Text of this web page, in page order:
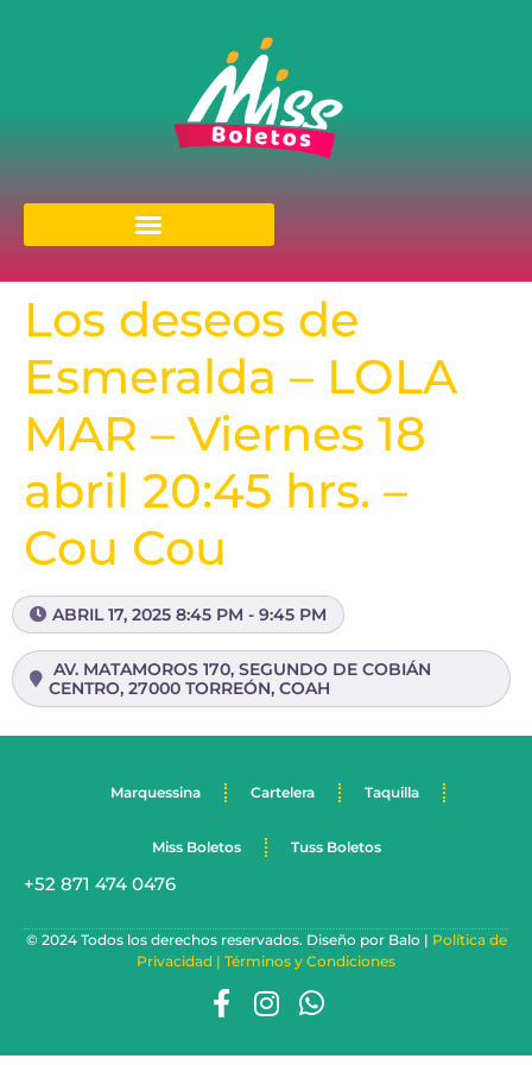
Los deseos de
Esmeralda – LOLA
MAR – Viernes 18
abril 20:45 hrs. –
Cou Cou
ABRIL 17, 2025 8:45 PM - 9:45 PM
AV. MATAMOROS 170, SEGUNDO DE COBIÁN
CENTRO, 27000 TORREÓN, COAH
Marquessina Cartelera Taquilla
Miss Boletos Tuss Boletos
+52 871 474 0476
© 2024 Todos los derechos reservados. Diseño por Balo | Política de
Privacidad | Términos y Condiciones